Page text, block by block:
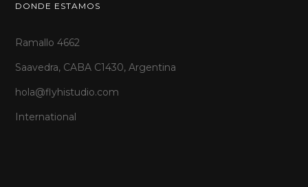
DONDE ESTAMOS
Ramallo 4662
Saavedra, CABA C1430, Argentina
hola@flyhistudio.com
International